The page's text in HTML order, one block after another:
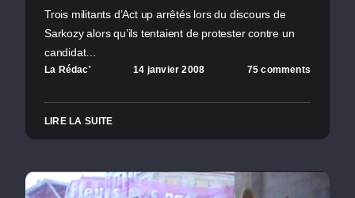
Trois militants d’Act up arrêtés lors du discours de
Sarkozy alors qu’ils tentaient de protester contre un
candidat…
La Rédac' 14 janvier 2008 75 comments
LIRE LA SUITE